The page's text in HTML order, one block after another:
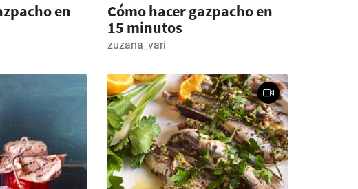
en
Cómo hacer gazpacho en
15 minutos
zuzana_vari